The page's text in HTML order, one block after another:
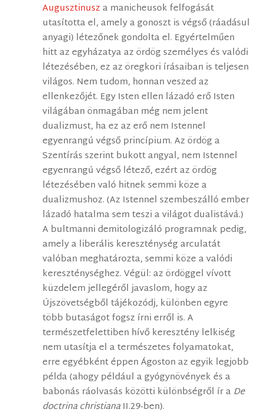
Augusztinusza manicheusok felfogását
utasította el, amely a gonoszt is végső (ráadásul
anyagi) létezőnek gondolta el. Egyértelműen
hitt az egyházatya az ördög személyes és valódi
létezésében, ez az öregkori írásaiban is teljesen
világos. Nem tudom, honnan veszed az
ellenkezőjét. Egy Isten ellen lázadó erő Isten
világában önmagában még nem jelent
dualizmust, ha ez az erő nem Istennel
egyenrangú végső princípium. Az ördög a
Szentírás szerint bukott angyal, nem Istennel
egyenrangú végső létező, ezért az ördög
létezésében való hitnek semmi köze a
dualizmushoz. (Az Istennel szembeszálló ember
lázadó hatalma sem teszi a világot dualistává.)
A bultmanni demitologizáló programnak pedig,
amely a liberális kereszténység arculatát
valóban meghatározta, semmi köze a valódi
kereszténységhez. Végül: az ördöggel vívott
küzdelem jellegéről javaslom, hogy az
Újszövetségből tájékozódj, különben egyre
több butaságot fogsz írni erről is. A
természetfelettiben hívő keresztény lelkiség
nem utasítja el a természetes folyamatokat,
erre egyébként éppen Ágoston az egyik legjobb
példa (ahogy például a gyógynövények és a
babonás ráolvasás közötti különbségről ír aDe
doctrina christianaII.29-ben).